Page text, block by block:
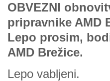
OBVEZNI
pripravnike AMD
Lepo prosim,
AMD Brežice.
Lepo vabljeni.